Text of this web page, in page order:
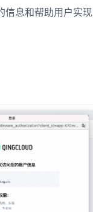
息和帮助用户实现